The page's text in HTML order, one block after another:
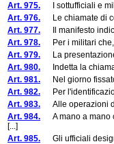
Art. 975. I sottufficiali e
Art. 976. Le chiamate di
Art. 977. Il manifesto
Art. 978. Per i militari che,
Art. 979. La
Art. 980. Indetta la
Art. 981. Nel giorno fissato
Art. 982. Per
Art. 983. Alle operazioni di
Art. 984. A mano a mano
[...]
Art. 985. Gli ufficiali